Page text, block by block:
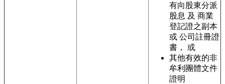
有向股東分派
股息 及 商業
登記證之副本
或 公司註冊證
書， 或
其他有效的非
牟利團體文件
證明